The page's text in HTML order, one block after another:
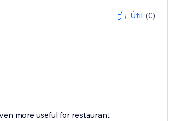
Útil (0)
more useful for restaurant